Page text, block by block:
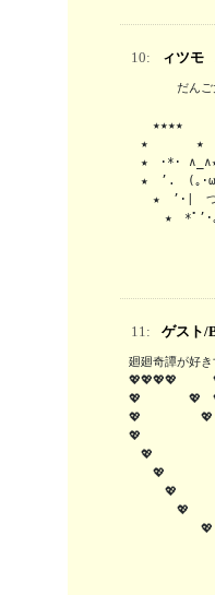
10: ィツモ
だんご大
★★★★　　
★　　　　★
★　･*･
★　’.　(｡･
★　’･|　つ
★　*ﾟ’･｡
11: ゲスト/
廻廻奇譚が好き
💖💖💖💖　　
💖　　　　💖
💖　　　　　
💖　　　　　
💖　　　　　
💖　　　　
💖　　　
💖　　
💖